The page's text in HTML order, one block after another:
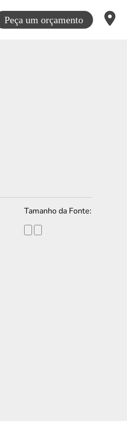
Peça um orçamento
Tamanho da Fonte: